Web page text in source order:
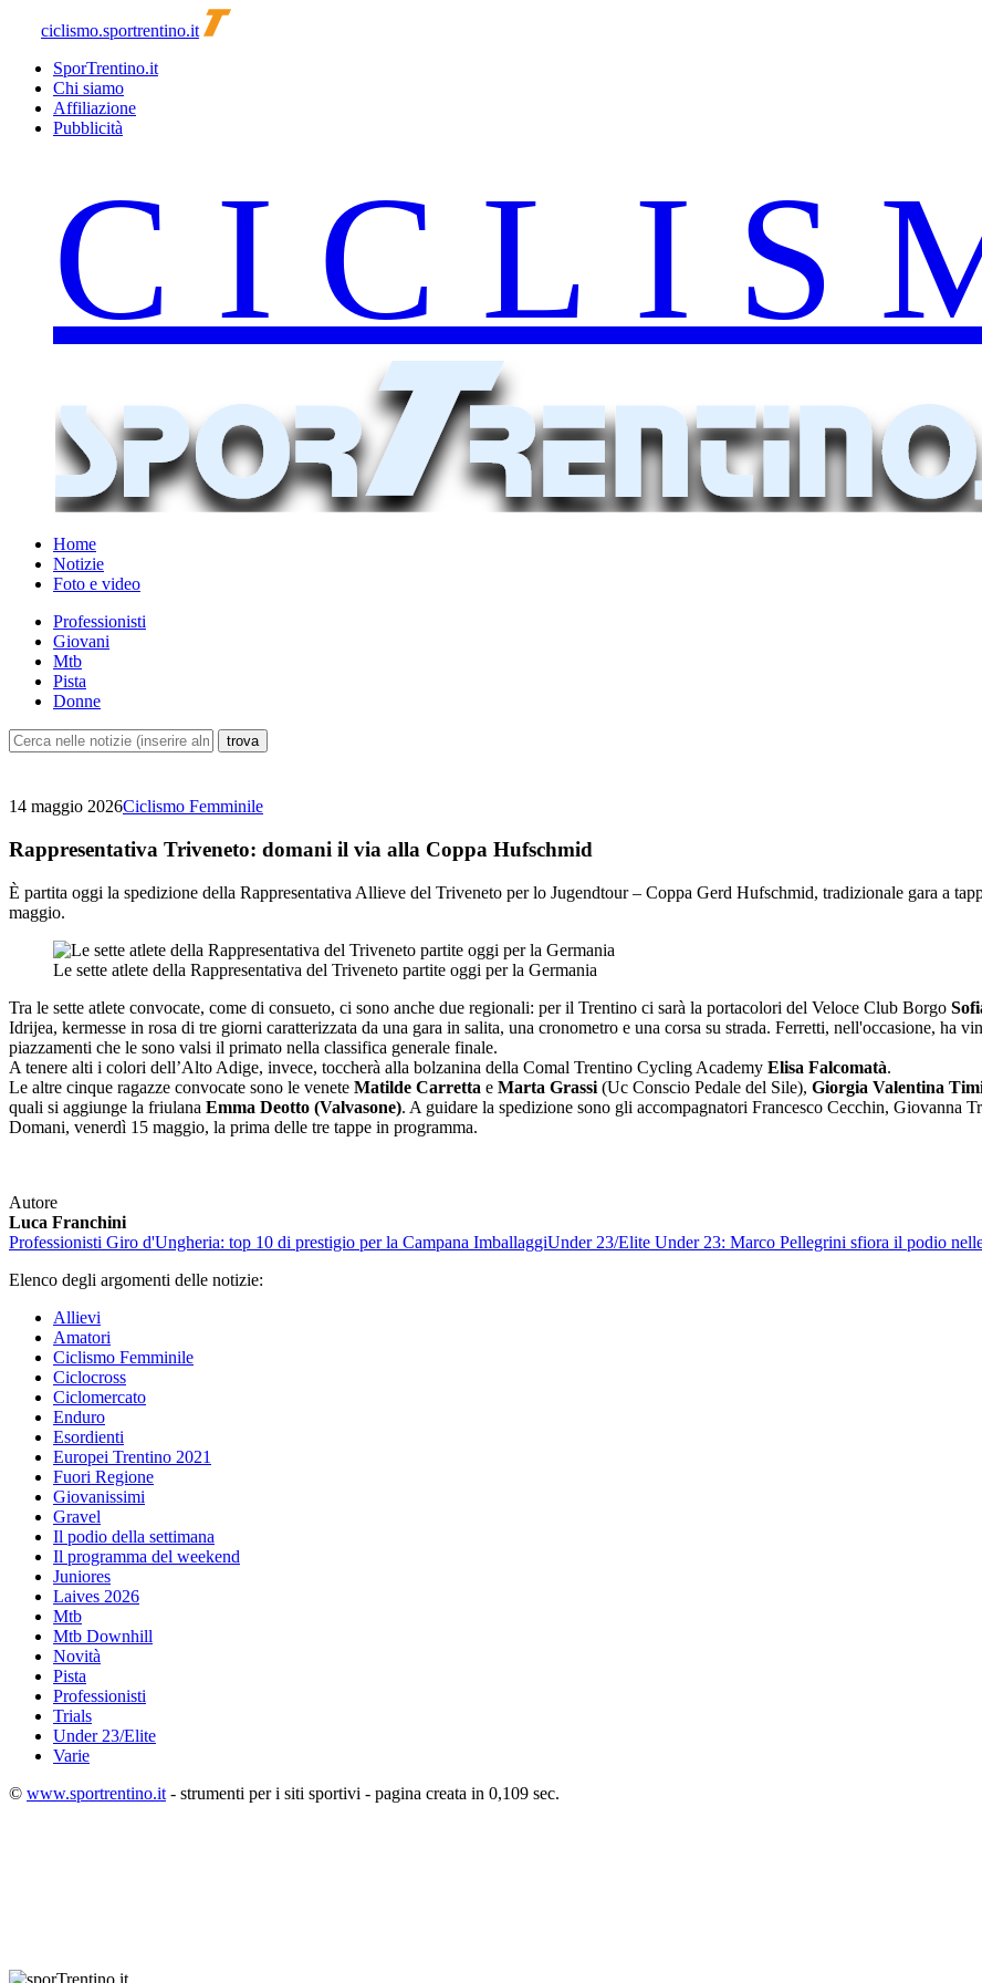
ciclismo.sportrentino.it
SporTrentino.it
Chi siamo
Affiliazione
Pubblicità
Home
Notizie
Foto e video
Professionisti
Giovani
Mtb
Pista
Donne
14 maggio 2026Ciclismo Femminile
Rappresentativa Triveneto: domani il via alla Coppa Hufschmid
È partita oggi la spedizione della Rappresentativa Allieve del Triveneto per lo Jugendtour – Coppa Gerd Hufschmid, tradizionale gara a
maggio.
Le sette atlete della Rappresentativa del Triveneto partite oggi per la Germania
Tra le sette atlete convocate, come di consueto, ci sono anche due regionali: per il Trentino ci sarà la portacolori del Veloce Club Borgo
Idrijea, kermesse in rosa di tre giorni caratterizzata da una gara in salita, una cronometro e una corsa su strada. Ferretti, nell'occasione, ha
piazzamenti che le sono valsi il primato nella classifica generale finale.
A tenere alti i colori dell’Alto Adige, invece, toccherà alla bolzanina della Comal Trentino Cycling Academy Elisa Falcomatà.
Le altre cinque ragazze convocate sono le venete Matilde Carretta e Marta Grassi (Uc Conscio Pedale del Sile), Giorgia Valentina
quali si aggiunge la friulana Emma Deotto (Valvasone). A guidare la spedizione sono gli accompagnatori Francesco Cecchin, Giovanna
Domani, venerdì 15 maggio, la prima delle tre tappe in programma.
Autore
Luca Franchini
Professionisti Giro d'Ungheria: top 10 di prestigio per la Campana ImballaggiUnder 23/Elite Under 23: Marco Pellegrini sfiora il podio
Elenco degli argomenti delle notizie:
Allievi
Amatori
Ciclismo Femminile
Ciclocross
Ciclomercato
Enduro
Esordienti
Europei Trentino 2021
Fuori Regione
Giovanissimi
Gravel
Il podio della settimana
Il programma del weekend
Juniores
Laives 2026
Mtb
Mtb Downhill
Novità
Pista
Professionisti
Trials
Under 23/Elite
Varie
© www.sportrentino.it - strumenti per i siti sportivi - pagina creata in 0,109 sec.